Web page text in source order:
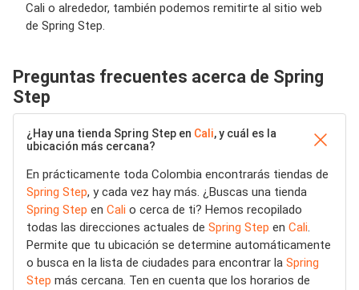
Cali o alrededor, también podemos remitirte al sitio web
de Spring Step.
Preguntas frecuentes acerca de Spring
Step
¿Hay una tienda Spring Step en Cali, y cuál es la
ubicación más cercana?
En prácticamente toda Colombia encontrarás tiendas de
Spring Step, y cada vez hay más. ¿Buscas una tienda
Spring Step en Cali o cerca de ti? Hemos recopilado
todas las direcciones actuales de Spring Step en Cali.
Permite que tu ubicación se determine automáticamente
o busca en la lista de ciudades para encontrar la Spring
Step más cercana. Ten en cuenta que los horarios de